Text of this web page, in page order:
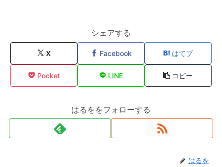
シェアする
X Facebook はてブ
Pocket LINE コピー
はるををフォローする
はるを